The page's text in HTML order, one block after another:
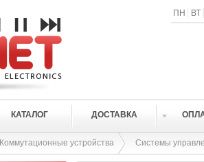
ПН ВТ
КАТАЛОГ ДОСТАВКА
Коммутационные устройства Системы